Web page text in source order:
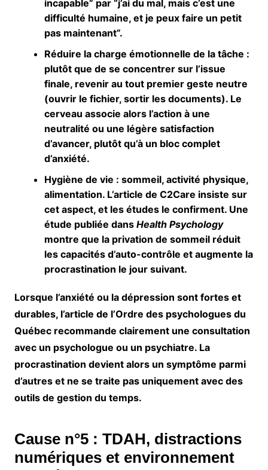
incapable” par “j’ai du mal, mais c’est une
difficulté humaine, et je peux faire un petit
pas maintenant”.
Réduire la charge émotionnelle de la tâche :
plutôt que de se concentrer sur l’issue
finale, revenir au tout premier geste neutre
(ouvrir le fichier, sortir les documents). Le
cerveau associe alors l’action à une
neutralité ou une légère satisfaction
d’avancer, plutôt qu’à un bloc complet
d’anxiété.
Hygiène de vie : sommeil, activité physique,
alimentation. L’article de C2Care insiste sur
cet aspect, et les études le confirment. Une
étude publiée dans Health Psychology
montre que la privation de sommeil réduit
les capacités d’auto-contrôle et augmente la
procrastination le jour suivant.
Lorsque l’anxiété ou la dépression sont fortes et
durables, l’article de l’Ordre des psychologues du
Québec recommande clairement une consultation
avec un psychologue ou un psychiatre. La
procrastination devient alors un symptôme parmi
d’autres et ne se traite pas uniquement avec des
outils de gestion du temps.
Cause n°5 : TDAH, distractions
numériques et environnement